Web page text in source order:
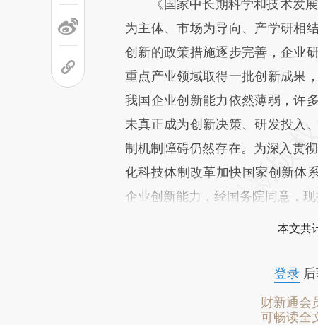
《国家中长期科学和技术发展
为主体、市场为导向、产学研相
创新的政策措施逐步完善，企业
重点产业领域取得一批创新成果
我国企业创新能力依然薄弱，许
未真正成为创新决策、研发投入
制机制障碍仍然存在。为深入贯
化科技体制改革加快国家创新体
企业创新能力，经国务院同意，现
本文共
登录后
财新通会
可畅读全